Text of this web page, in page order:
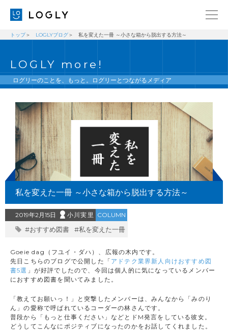
日本語
経営理念
メッセージ
ニュース
ブログ
事業内容
採用情報
IR
お問い合わせ
トップ LOGLYブログ 私を変えた一冊 ～小さな箱から脱出する方法～
LOGLY more!
ログリーのことを、もっと。ログリーとつながるメディア
私を変えた一冊 ～小さな箱から脱出する方法～
2019年2月15日 小川実里 COLUMN
#おすすめ図書 #私を変えた一冊
Goeie dag（フユイ・ダハ）、広報の木内です。
先日こちらのブログで公開した「 アドテク業界新人向けおすすめ図
書5選 」が好評でしたので、今回は個人的に気になっているメンバー
におすすめ図書を聞いてみました。
「教えてお願いっ！」と突撃したメンバーは、みんなから「みのり
ん」の愛称で呼ばれているコーダーの林さんです。
普段から「もっと仕事ください」などとドM発言をしている彼女。
どうしてこんなにポジティブになったのかをお話してくれました。